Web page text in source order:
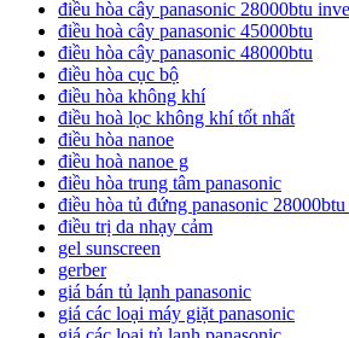
điều hòa cây panasonic 28000btu
điều hoà cây panasonic 45000btu
điều hòa cây panasonic 48000btu
điều hòa cục bộ
điều hòa không khí
điều hoà lọc không khí tốt nhất
điều hòa nanoe
điều hoà nanoe g
điều hòa trung tâm panasonic
điều hòa tủ đứng panasonic 28000btu
điều trị da nhạy cảm
gel sunscreen
gerber
giá bán tủ lạnh panasonic
giá các loại máy giặt panasonic